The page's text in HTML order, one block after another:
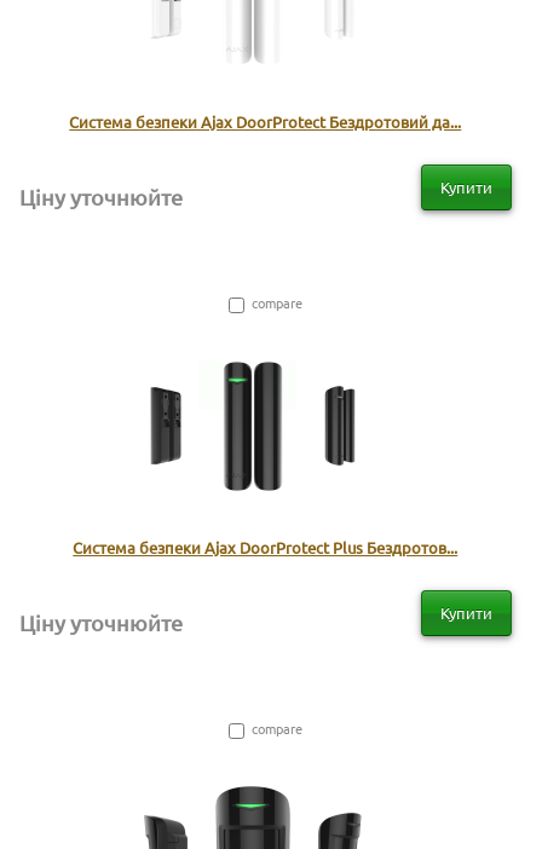
Система безпеки Ajax DoorProtect Бездротовий да...
Ціну уточнюйте Купити
compare
Система безпеки Ajax DoorProtect Plus Бездротов...
Ціну уточнюйте Купити
compare